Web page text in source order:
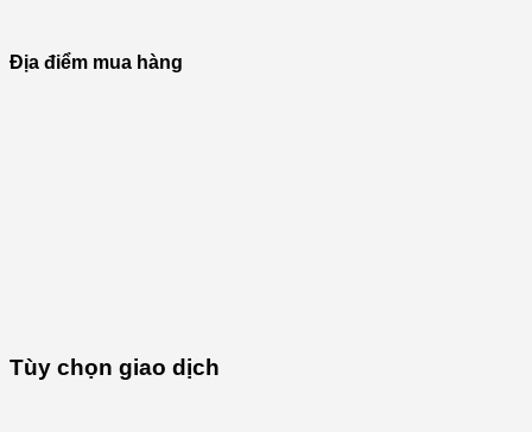
Địa điểm mua hàng
Tùy chọn giao dịch